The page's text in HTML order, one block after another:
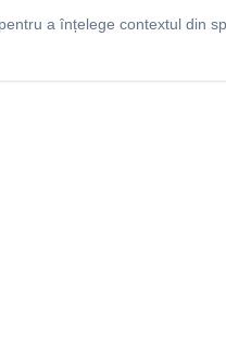
a înțelege contextul din